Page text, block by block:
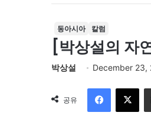
동아시아 칼럼
[박상설의 자
박상설 December 23,
공유